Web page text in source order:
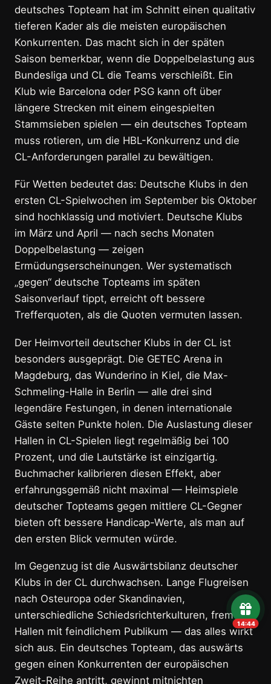
deutsches Topteam hat im Schnitt einen qualitativ
tieferen Kader als die meisten europäischen
Konkurrenten. Das macht sich in der späten
Saison bemerkbar, wenn die Doppelbelastung aus
Bundesliga und CL die Teams verschleißt. Ein
Klub wie Barcelona oder PSG kann oft über
längere Strecken mit einem eingespielten
Stammsieben spielen — ein deutsches Topteam
muss rotieren, um die HBL-Konkurrenz und die
CL-Anforderungen parallel zu bewältigen.
Für Wetten bedeutet das: Deutsche Klubs in den
ersten CL-Spielwochen im September bis Oktober
sind hochklassig und motiviert. Deutsche Klubs
im März und April — nach sechs Monaten
Doppelbelastung — zeigen
Ermüdungserscheinungen. Wer systematisch
„gegen“ deutsche Topteams im späten
Saisonverlauf tippt, erreicht oft bessere
Trefferquoten, als die Quoten vermuten lassen.
Der Heimvorteil deutscher Klubs in der CL ist
besonders ausgeprägt. Die GETEC Arena in
Magdeburg, das Wunderino in Kiel, die Max-
Schmeling-Halle in Berlin — alle drei sind
legendäre Festungen, in denen internationale
Gäste selten Punkte holen. Die Auslastung dieser
Hallen in CL-Spielen liegt regelmäßig bei 100
Prozent, und die Lautstärke ist einzigartig.
Buchmacher kalibrieren diesen Effekt, aber
erfahrungsgemäß nicht maximal — Heimspiele
deutscher Topteams gegen mittlere CL-Gegner
bieten oft bessere Handicap-Werte, als man auf
den ersten Blick vermuten würde.
Im Gegenzug ist die Auswärtsbilanz deutscher
Klubs in der CL durchwachsen. Lange Flugreisen
nach Osteuropa oder Skandinavien,
unterschiedliche Schiedsrichterkulturen, fremde
Hallen mit feindlichem Publikum — das alles wirkt
sich aus. Ein deutsches Topteam, das auswärts
gegen einen Konkurrenten der europäischen
Zweit-Reihe antritt, gewinnt mitnichten
14:43